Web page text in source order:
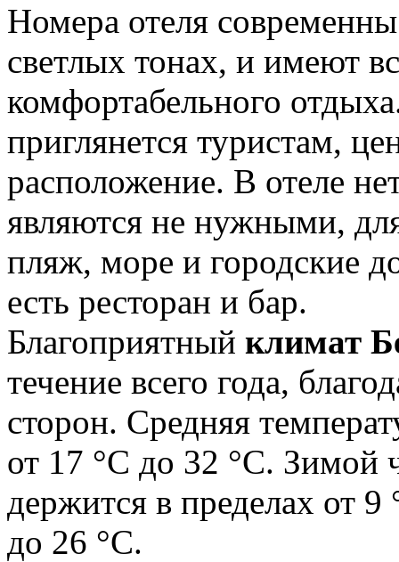
Номера отеля
светлых тонах, и имеют
комфортабельного
приглянется туристам,
расположение. В отеле
являются не нужными,
пляж, море и городские
есть ресторан и бар.
Благоприятный климат
течение всего года,
сторон. Средняя
от 17 °C до 32 °C. Зимой
держится в пределах от 9
до 26 °C.